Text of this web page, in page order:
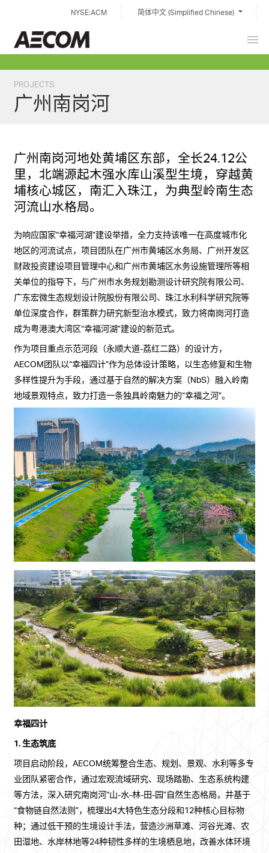
content
NYSE:ACM 简体中文 (Simplified Chinese)
PROJECTS
广州南岗河
广州南岗河地处黄埔区东部，全长24.12公
里，北端源起木强水库山溪型生境，穿越黄
埔核心城区，南汇入珠江，为典型岭南生态
河流山水格局。
为响应国家“幸福河湖”建设举措，全力支持该唯一在高度城市化
地区的河流试点，项目团队在广州市黄埔区水务局、广州开发区
财政投资建设项目管理中心和广州市黄埔区水务设施管理所等相
关单位的指导下，与广州市水务规划勘测设计研究院有限公司、
广东宏微生态规划设计院股份有限公司、珠江水利科学研究院等
单位深度合作，群策群力研究新型治水模式，致力将南岗河打造
成为粤港澳大湾区“幸福河湖”建设的新范式。
作为项目重点示范河段（永顺大道-荔红二路）的设计方，
AECOM团队以“幸福四计”作为总体设计策略，以生态修复和生物
多样性提升为手段，通过基于自然的解决方案（NbS）融入岭南
地域景观特点，致力打造一条独具岭南魅力的“幸福之河”。
幸福四计
1. 生态筑底
项目启动阶段，AECOM统筹整合生态、规划、景观、水利等多专
业团队紧密合作，通过宏观流域研究、现场踏勘、生态系统构建
等方法，深入研究南岗河“山-水-林-田-园”自然生态格局，并基于
“食物链自然法则”，梳理出4大特色生态分段和12种核心目标物
种；通过低干预的生境设计手法，营造沙洲草滩、河谷光滩、农
田湿地、水岸林地等24种韧性多样的生境栖息地，改善水体环境